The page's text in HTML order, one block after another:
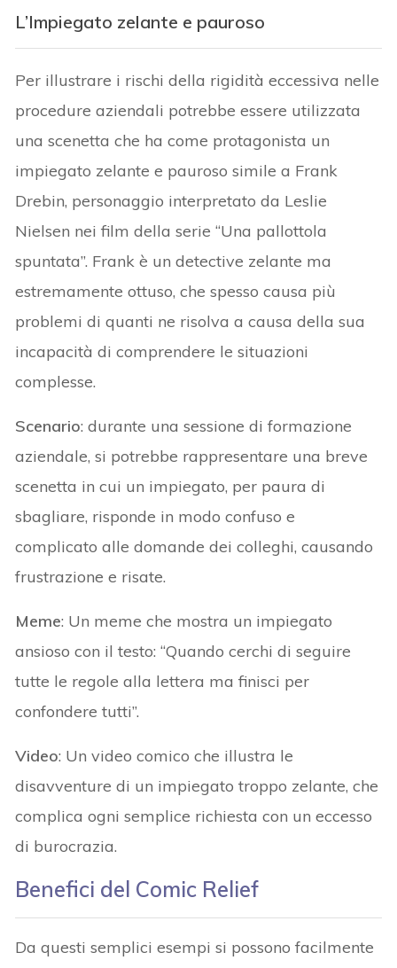
L’Impiegato zelante e pauroso
Per illustrare i rischi della rigidità eccessiva nelle
procedure aziendali potrebbe essere utilizzata
una scenetta che ha come protagonista un
impiegato zelante e pauroso simile a Frank
Drebin, personaggio interpretato da Leslie
Nielsen nei film della serie “Una pallottola
spuntata”. Frank è un detective zelante ma
estremamente ottuso, che spesso causa più
problemi di quanti ne risolva a causa della sua
incapacità di comprendere le situazioni
complesse.
Scenario: durante una sessione di formazione
aziendale, si potrebbe rappresentare una breve
scenetta in cui un impiegato, per paura di
sbagliare, risponde in modo confuso e
complicato alle domande dei colleghi, causando
frustrazione e risate.
Meme: Un meme che mostra un impiegato
ansioso con il testo: “Quando cerchi di seguire
tutte le regole alla lettera ma finisci per
confondere tutti”.
Video: Un video comico che illustra le
disavventure di un impiegato troppo zelante, che
complica ogni semplice richiesta con un eccesso
di burocrazia.
Benefici del Comic Relief
Da questi semplici esempi si possono facilmente